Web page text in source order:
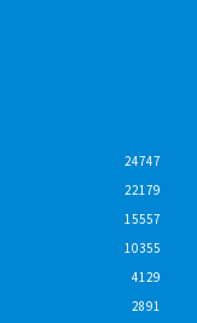
24747
22179
15557
10355
4129
2891